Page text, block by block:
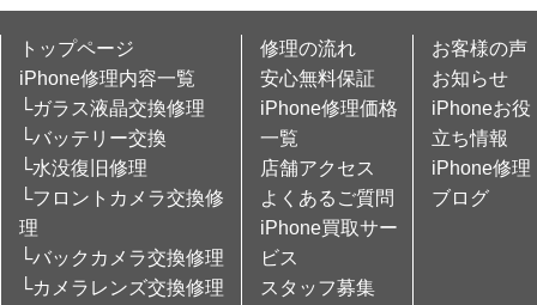
トップページ
iPhone修理内容一覧
└ガラス液晶交換修理
└バッテリー交換
└水没復旧修理
└フロントカメラ交換修
理
└バックカメラ交換修理
└カメラレンズ交換修理
修理の流れ
安心無料保証
iPhone修理価格
一覧
店舗アクセス
よくあるご質問
iPhone買取サー
ビス
スタッフ募集
お客様の声
お知らせ
iPhoneお役
立ち情報
iPhone修理
ブログ